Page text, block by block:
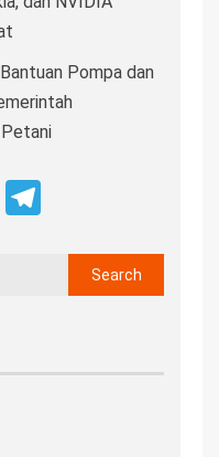
Pompa dan
WhatsApp